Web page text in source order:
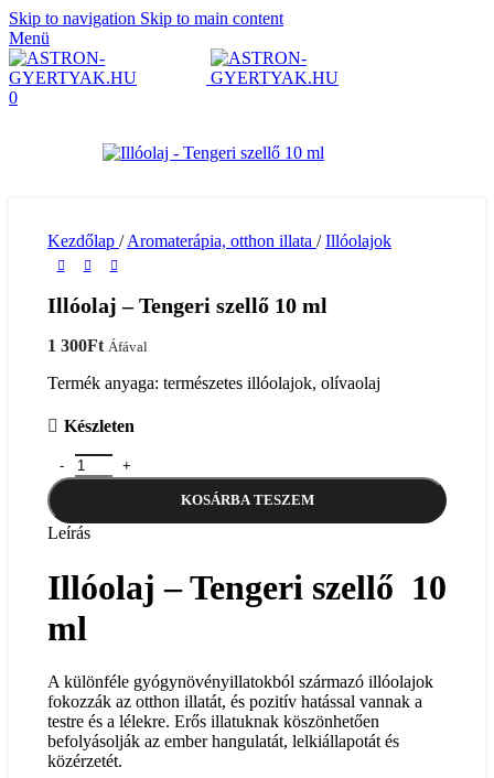
Skip to navigation Skip to main content
Menü
0
Kezdőlap / Aromaterápia, otthon illata / Illóolajok
Illóolaj – Tengeri szellő 10 ml
1 300Ft Áfával
Termék anyaga: természetes illóolajok, olívaolaj
Készleten
Illóolaj - Tengeri szellő 10 ml mennyiség
KOSÁRBA TESZEM
Leírás
Illóolaj – Tengeri szellő 10
ml
A különféle gyógynövényillatokból származó illóolajok
fokozzák az otthon illatát, és pozitív hatással vannak a
testre és a lélekre. Erős illatuknak köszönhetően
befolyásolják az ember hangulatát, lelkiállapotát és
közérzetét.